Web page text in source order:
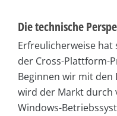
Die technische
Erfreulicherweise hat
der Cross-Plattform-
Beginnen wir mit den
wird der Markt durch
Windows-